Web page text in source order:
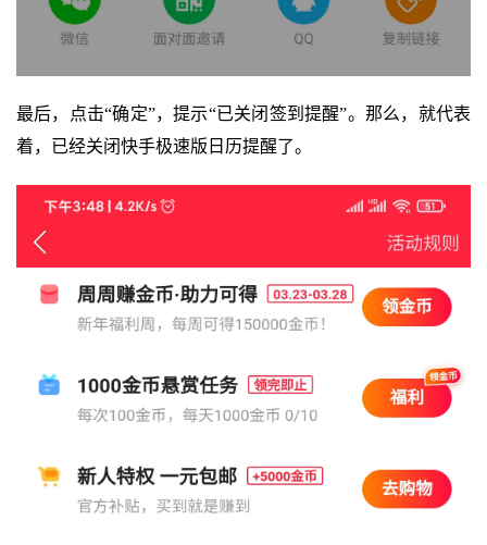
最后，点击“确定”，提示“已关闭签到提醒”。那么，就代表
着，已经关闭快手极速版日历提醒了。